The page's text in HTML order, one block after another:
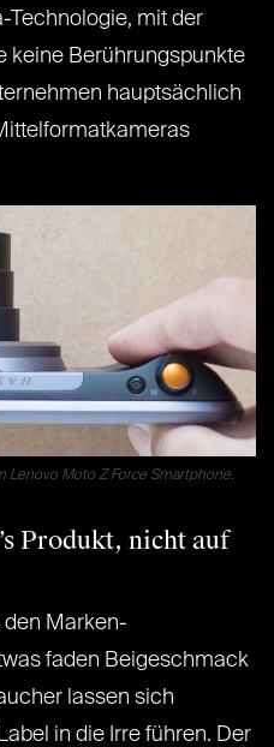
Technologie, mit der
keine Berührungspunkte
hauptsächlich
Lenovo Moto Z Force Smartphone.
Produkt, nicht auf
den Marken-
faden Beigeschmack
lassen sich
in die Irre führen. Der